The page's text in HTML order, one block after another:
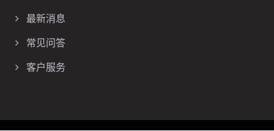
最新消息
常见问答
客户服务